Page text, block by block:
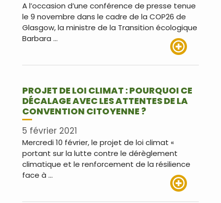
A l’occasion d’une conférence de presse tenue
le 9 novembre dans le cadre de la COP26 de
Glasgow, la ministre de la Transition écologique
Barbara …
PROJET DE LOI CLIMAT : POURQUOI CE
DÉCALAGE AVEC LES ATTENTES DE LA
CONVENTION CITOYENNE ?
5 février 2021
Mercredi 10 février, le projet de loi climat «
portant sur la lutte contre le dérèglement
climatique et le renforcement de la résilience
face à …